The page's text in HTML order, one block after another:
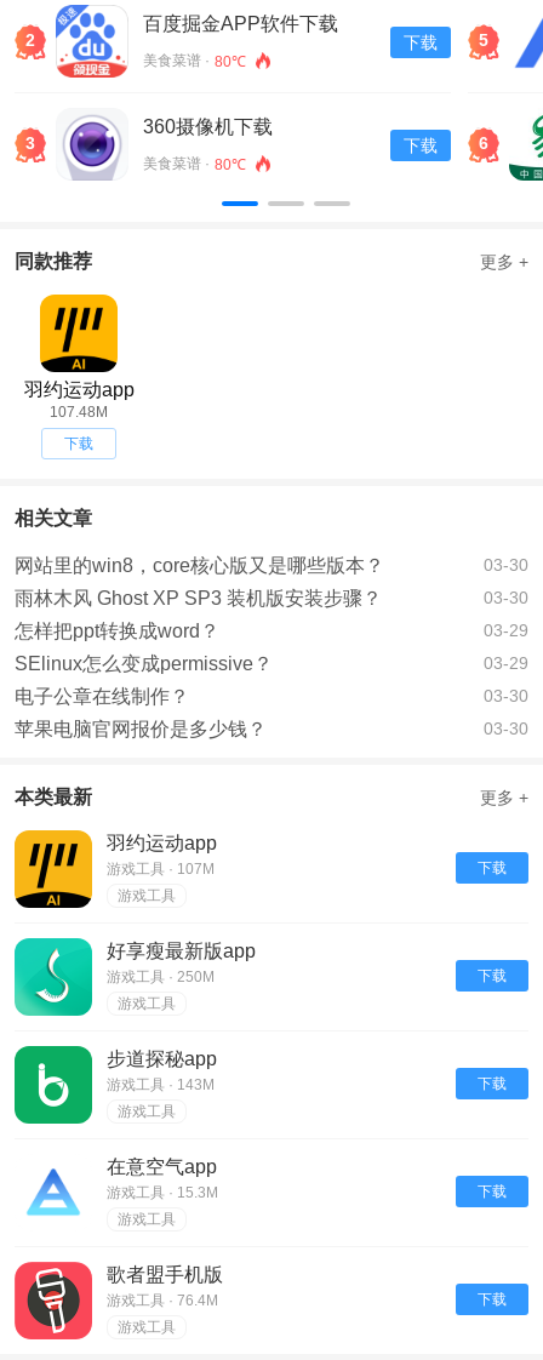
2
百度掘金APP软件下载
美食菜谱 · 80℃
下载
3
360摄像机下载
美食菜谱 · 80℃
下载
5
6
同款推荐 更多 +
羽约运动app
107.48M
下载
相关文章
网站里的win8，core核心版又是哪些版本？ 03-30
雨林木风 Ghost XP SP3 装机版安装步骤？ 03-30
怎样把ppt转换成word？ 03-29
SElinux怎么变成permissive？ 03-29
电子公章在线制作？ 03-30
苹果电脑官网报价是多少钱？ 03-30
本类最新 更多 +
羽约运动app
游戏工具 · 107M
游戏工具
下载
好享瘦最新版app
游戏工具 · 250M
游戏工具
下载
步道探秘app
游戏工具 · 143M
游戏工具
下载
在意空气app
游戏工具 · 15.3M
游戏工具
下载
歌者盟手机版
游戏工具 · 76.4M
游戏工具
下载